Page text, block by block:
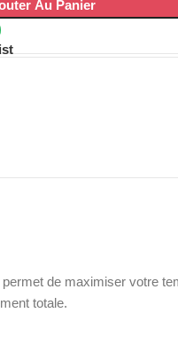
Au Panier
de maximiser votre
totale.